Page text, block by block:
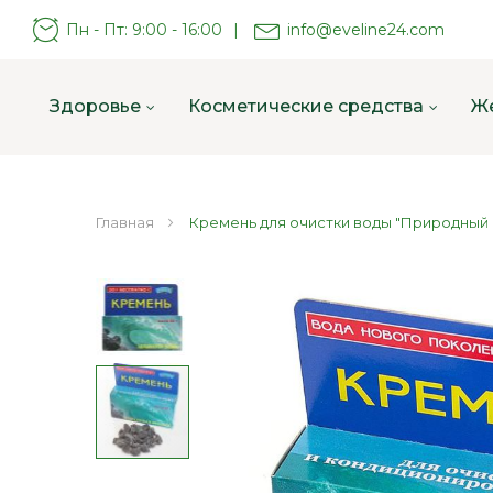
Пн - Пт: 9:00 - 16:00 | info@eveline24.com
Здоровье Косметические средства
Главная Кремень для очистки воды "Природный
и
перейти
к
галереям
изображений